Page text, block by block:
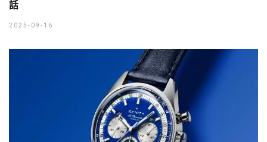
話
2025-09-16